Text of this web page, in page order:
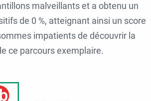
malveillants et a obtenu un
de 0 %, atteignant ainsi un score
impatients de découvrir la
ce parcours exemplaire.